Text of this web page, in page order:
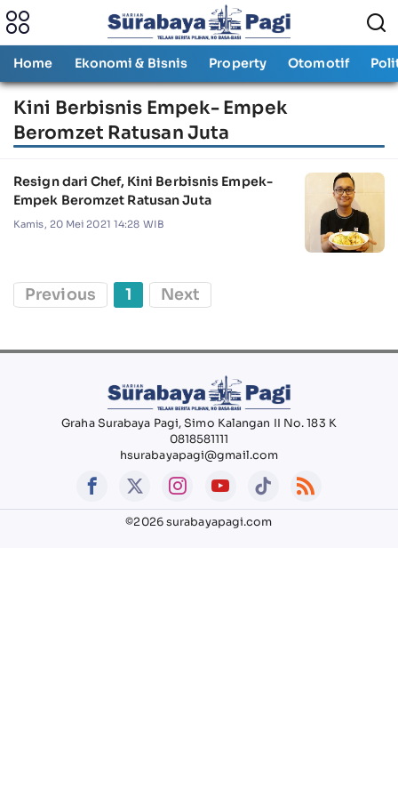
Home Ekonomi & Bisnis Property Otomotif
Kini Berbisnis Empek- Empek
Beromzet Ratusan Juta
Resign dari Chef, Kini Berbisnis Empek-
Empek Beromzet Ratusan Juta
Kamis, 20 Mei 2021 14:28 WIB
Previous 1 Next
Graha Surabaya Pagi, Simo Kalangan II No. 183 K
0818581111
hsurabayapagi@gmail.com
©2026 surabayapagi.com